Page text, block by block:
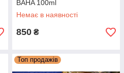
BAHA 100ml
Немає в наявності
850 ₴
Топ продажів